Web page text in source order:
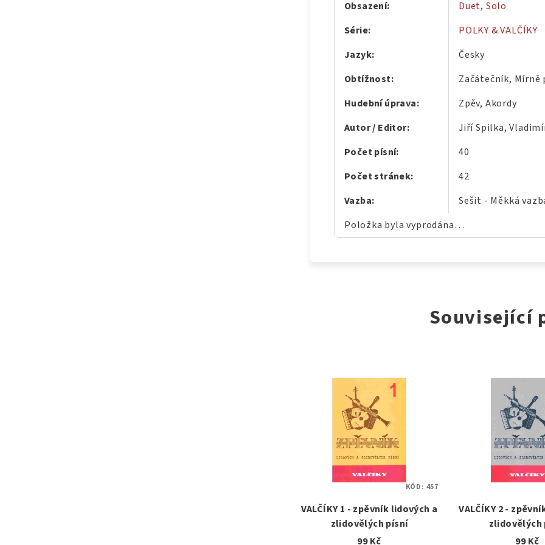
Obsazení: Duet, Solo
Série:
POLKY & VALČÍKY
Jazyk:
Česky
Obtížnost:
Začátečník,
Hudební úprava:
Zpěv, Akordy
Autor / Editor:
Jiří Spilka,
Počet písní:
40
Počet stránek:
42
Vazba:
Sešit - Měkká
Položka byla vyprodána…
Související
VALČÍKY 1 - zpěvník lidových a
zlidovělých písní
99 Kč
KÓD: 457
VALČÍKY 2 -
zlidovělých
99 Kč